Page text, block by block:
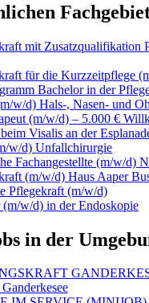
mit Zusatzqualifikation
für die Kurzzeitpflege
Bachelor in der
w/d) Hals-, Nasen- und
(m/w/d) – 5.000 €
Visalis an der
w/d) Unfallchirurgie
Fachangestellte (m/w/d)
(m/w/d) Haus Aaper
Pflegekraft (m/w/d)
w/d) in der Endoskopie
in der